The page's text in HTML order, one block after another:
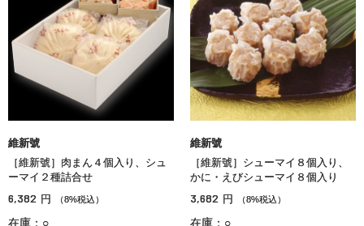
維新號
［維新號］肉まん４個入り、シュ
ーマイ２種詰合せ
6,382 円 （8%税込）
在庫：○
維新號
［維新號］シューマイ８個入り、
かに・えびシューマイ８個入り
3,682 円 （8%税込）
在庫：○